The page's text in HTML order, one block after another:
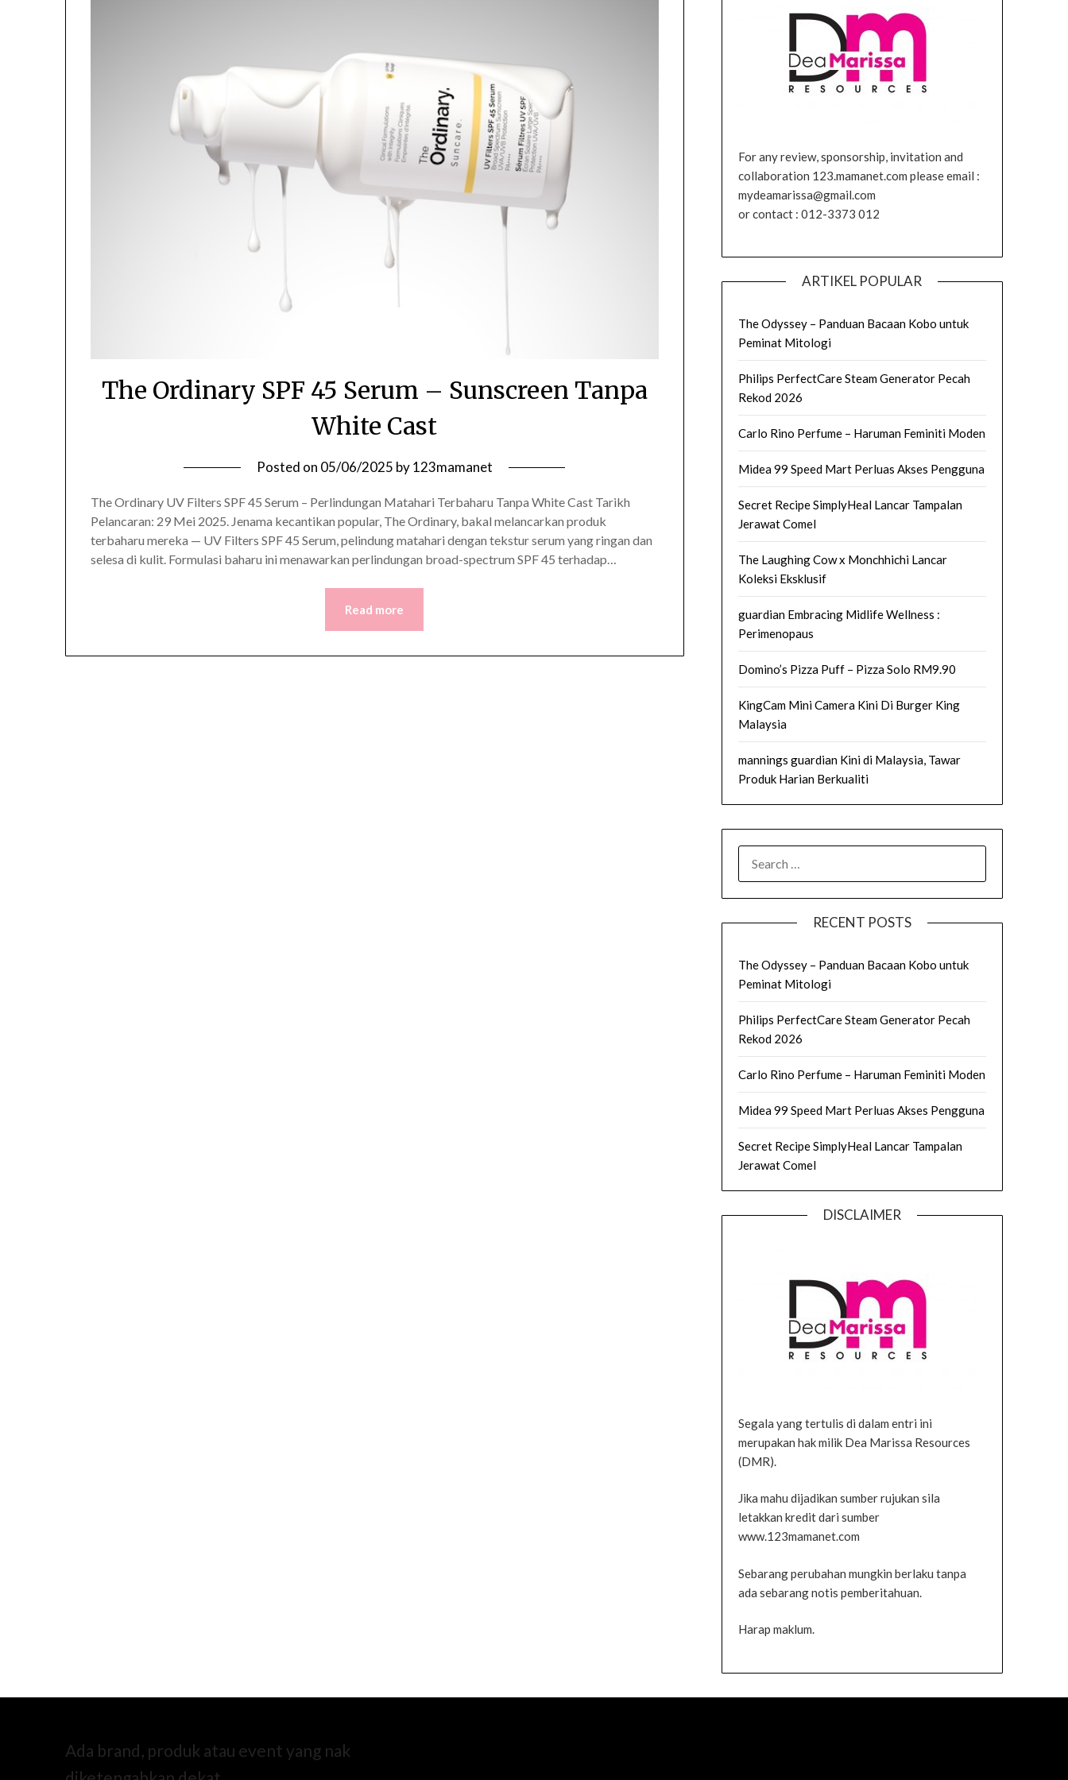
The Ordinary SPF 45 Serum – Sunscreen Tanpa
White Cast
Posted on 05/06/2025 by123mamanet
The Ordinary UV Filters SPF 45 Serum – Perlindungan Matahari Terbaharu Tanpa White Cast Tarikh
Pelancaran: 29 Mei 2025. Jenama kecantikan popular, The Ordinary, bakal melancarkan produk
terbaharu mereka — UV Filters SPF 45 Serum, pelindung matahari dengan tekstur serum yang ringan dan
selesa di kulit. Formulasi baharu ini menawarkan perlindungan broad-spectrum SPF 45 terhadap…
Read more
For any review, sponsorship, invitation and
collaboration 123.mamanet.com please email :
mydeamarissa@gmail.com
or contact : 012-3373 012
ARTIKEL POPULAR
The Odyssey – Panduan Bacaan Kobo untuk
Peminat Mitologi
Philips PerfectCare Steam Generator Pecah
Rekod 2026
Carlo Rino Perfume – Haruman Feminiti Moden
Midea 99 Speed Mart Perluas Akses Pengguna
Secret Recipe SimplyHeal Lancar Tampalan
Jerawat Comel
The Laughing Cow x Monchhichi Lancar
Koleksi Eksklusif
guardian Embracing Midlife Wellness :
Perimenopaus
Domino’s Pizza Puff – Pizza Solo RM9.90
KingCam Mini Camera Kini Di Burger King
Malaysia
mannings guardian Kini di Malaysia, Tawar
Produk Harian Berkualiti
FOR:
RECENT POSTS
The Odyssey – Panduan Bacaan Kobo untuk
Peminat Mitologi
Philips PerfectCare Steam Generator Pecah
Rekod 2026
Carlo Rino Perfume – Haruman Feminiti Moden
Midea 99 Speed Mart Perluas Akses Pengguna
Secret Recipe SimplyHeal Lancar Tampalan
Jerawat Comel
DISCLAIMER
Segala yang tertulis di dalam entri ini
merupakan hak milik Dea Marissa Resources
(DMR).
Jika mahu dijadikan sumber rujukan sila
letakkan kredit dari sumber
www.123mamanet.com
Sebarang perubahan mungkin berlaku tanpa
ada sebarang notis pemberitahuan.
Harap maklum.
Ada brand, produk atau event yang nak